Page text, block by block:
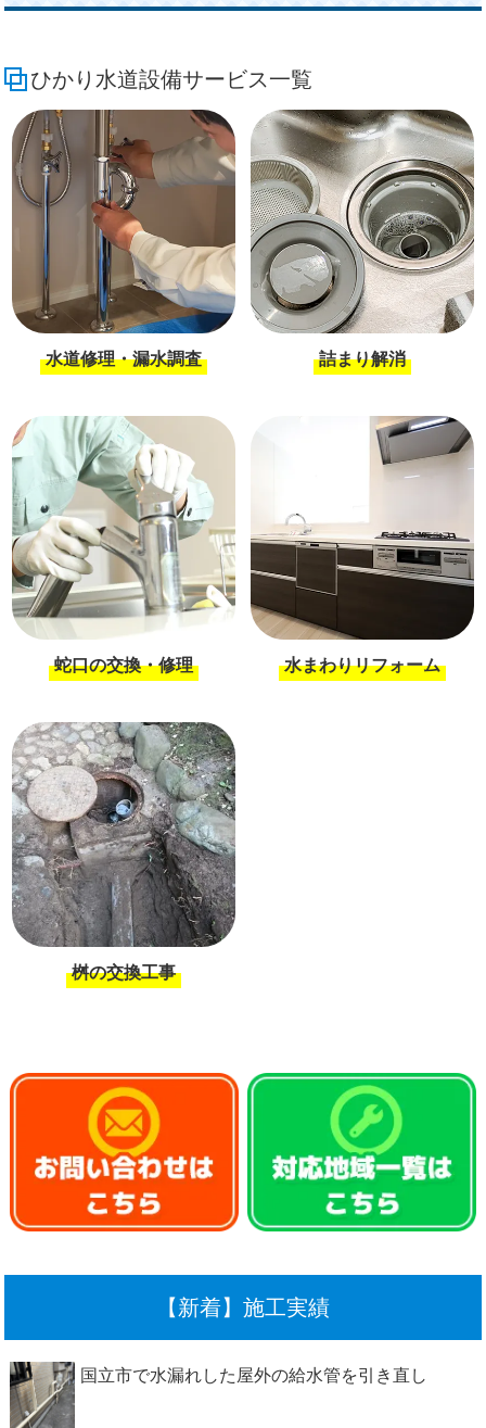
ひかり水道設備サービス一覧
水道修理・漏水調査 詰まり解消
蛇口の交換・修理 水まわりリフォーム
桝の交換工事
【新着】施工実績
国立市で水漏れした屋外の給水管を引き直し